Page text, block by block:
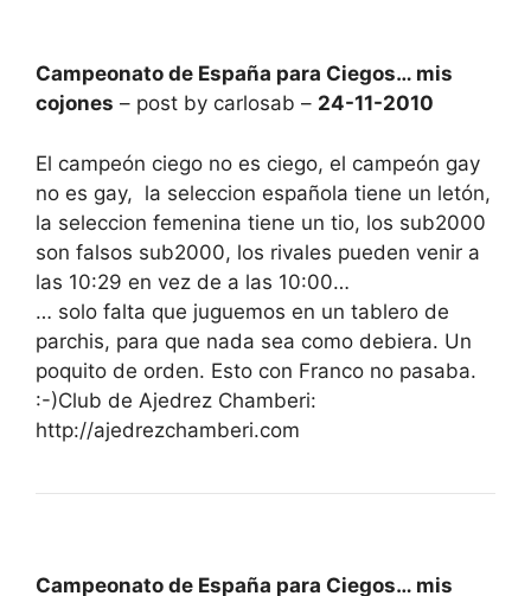
Campeonato de España para Ciegos… mis
cojones – post by carlosab – 24-11-2010
El campeón ciego no es ciego, el campeón gay
no es gay, la seleccion española tiene un letón,
la seleccion femenina tiene un tio, los sub2000
son falsos sub2000, los rivales pueden venir a
las 10:29 en vez de a las 10:00…
… solo falta que juguemos en un tablero de
parchis, para que nada sea como debiera. Un
poquito de orden. Esto con Franco no pasaba.
:-)Club de Ajedrez Chamberi:
http://ajedrezchamberi.com
Campeonato de España para Ciegos… mis